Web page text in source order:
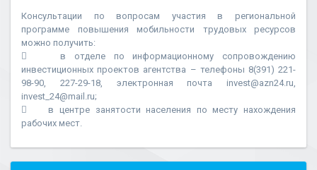
Консультации по вопросам участия в региональной
программе повышения мобильности трудовых ресурсов
можно получить:
 в отделе по информационному сопровождению
инвестиционных проектов агентства – телефоны 8(391) 221-
98-90, 227-29-18, электронная почта invest@azn24.ru,
invest_24@mail.ru;
 в центре занятости населения по месту нахождения
рабочих мест.